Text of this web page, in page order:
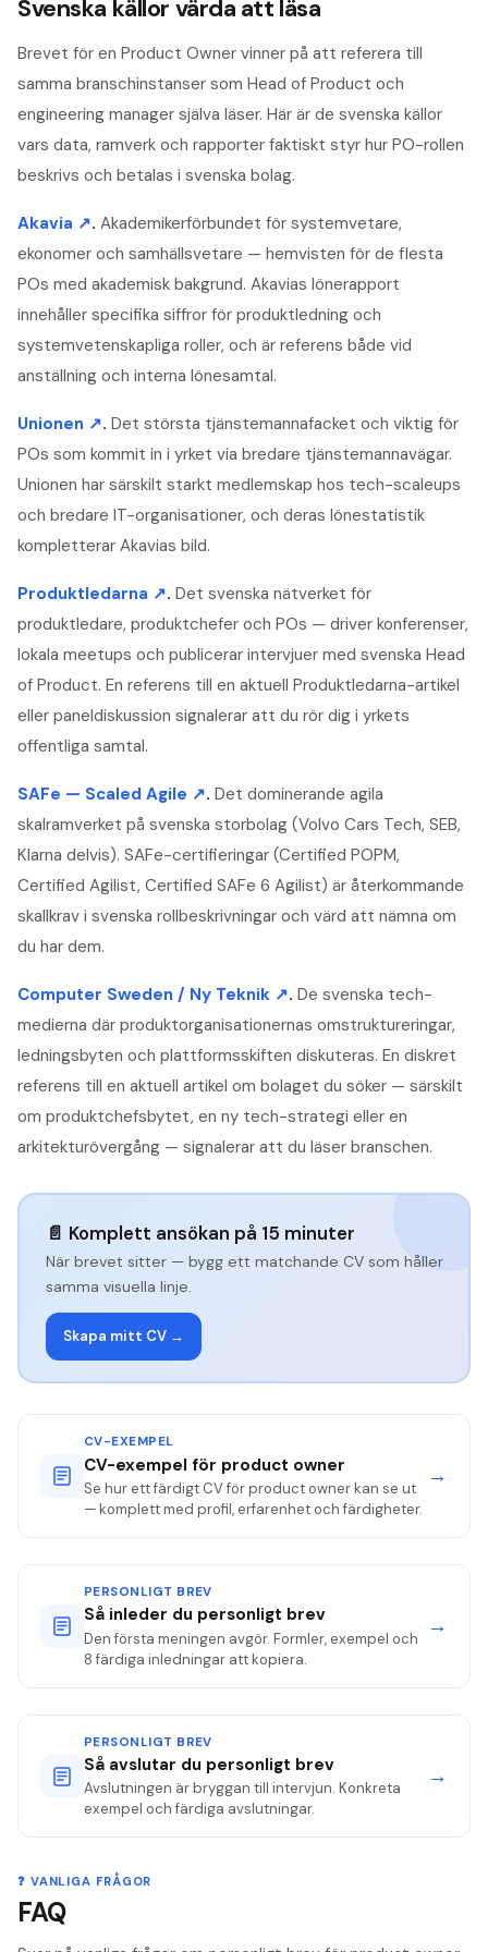
Svenska källor värda att läsa
Brevet för en Product Owner vinner på att referera till
samma branschinstanser som Head of Product och
engineering manager själva läser. Här är de svenska källor
vars data, ramverk och rapporter faktiskt styr hur PO-rollen
beskrivs och betalas i svenska bolag.
Akavia ↗. Akademikerförbundet för systemvetare,
ekonomer och samhällsvetare — hemvisten för de flesta
POs med akademisk bakgrund. Akavias lönerapport
innehåller specifika siffror för produktledning och
systemvetenskapliga roller, och är referens både vid
anställning och interna lönesamtal.
Unionen ↗. Det största tjänstemannafacket och viktig för
POs som kommit in i yrket via bredare tjänstemannavägar.
Unionen har särskilt starkt medlemskap hos tech-scaleups
och bredare IT-organisationer, och deras lönestatistik
kompletterar Akavias bild.
Produktledarna ↗. Det svenska nätverket för
produktledare, produktchefer och POs — driver konferenser,
lokala meetups och publicerar intervjuer med svenska Head
of Product. En referens till en aktuell Produktledarna-artikel
eller paneldiskussion signalerar att du rör dig i yrkets
offentliga samtal.
SAFe — Scaled Agile ↗. Det dominerande agila
skalramverket på svenska storbolag (Volvo Cars Tech, SEB,
Klarna delvis). SAFe-certifieringar (Certified POPM,
Certified Agilist, Certified SAFe 6 Agilist) är återkommande
skallkrav i svenska rollbeskrivningar och värd att nämna om
du har dem.
Computer Sweden / Ny Teknik ↗. De svenska tech-
medierna där produktorganisationernas omstruktureringar,
ledningsbyten och plattformsskiften diskuteras. En diskret
referens till en aktuell artikel om bolaget du söker — särskilt
om produktchefsbytet, en ny tech-strategi eller en
arkitekturövergång — signalerar att du läser branschen.
📄 Komplett ansökan på 15 minuter
När brevet sitter — bygg ett matchande CV som håller
samma visuella linje.
Skapa mitt CV →
CV-EXEMPEL
CV-exempel för product owner
Se hur ett färdigt CV för product owner kan se ut
— komplett med profil, erfarenhet och färdigheter.
→
PERSONLIGT BREV
Så inleder du personligt brev
Den första meningen avgör. Formler, exempel och
8 färdiga inledningar att kopiera.
→
PERSONLIGT BREV
Så avslutar du personligt brev
Avslutningen är bryggan till intervjun. Konkreta
exempel och färdiga avslutningar.
→
❓ VANLIGA FRÅGOR
FAQ